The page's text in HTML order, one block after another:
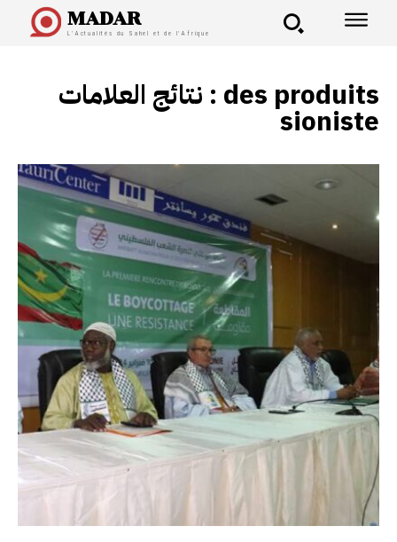
MADAR
L'Actualités du Sahel et de l'Afrique
نتائج العلامات : des produits
sioniste